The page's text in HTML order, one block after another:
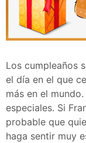
Los cumpleaños
el día en el que
más en el
especiales. Si
probable que
haga sentir muy